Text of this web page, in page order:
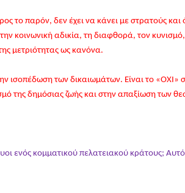
το παρόν, δεν έχει να κάνει με στρατούς και
κοινωνική αδικία, τη διαφθορά, τον
μετριότητας ως κανόνα.
ισοπέδωση των δικαιωμάτων. Είναι το «ΟΧΙ»
της δημόσιας ζωής και στην απαξίωση των
ενός κομματικού πελατειακού κράτους;